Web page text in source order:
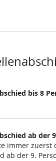
bis 8
ab der
immer
ab der 9.